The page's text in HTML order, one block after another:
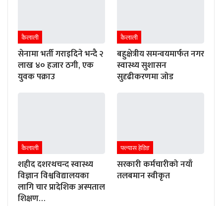
कैलाली
सेनामा भर्ती गराइदिने भन्दै २
लाख ४० हजार ठगी, एक
युवक पक्राउ
कैलाली
बहुक्षेत्रीय समन्वयमार्फत नगर
स्वास्थ्य सुशासन
सुदृढीकरणमा जोड
कैलाली
शहीद दशरथचन्द स्वास्थ्य
विज्ञान विश्वविद्यालयका
लागि चार प्रादेशिक अस्पताल
शिक्षण…
फ्ल्यास हेडिङ
सरकारी कर्मचारीको नयाँ
तलबमान स्वीकृत